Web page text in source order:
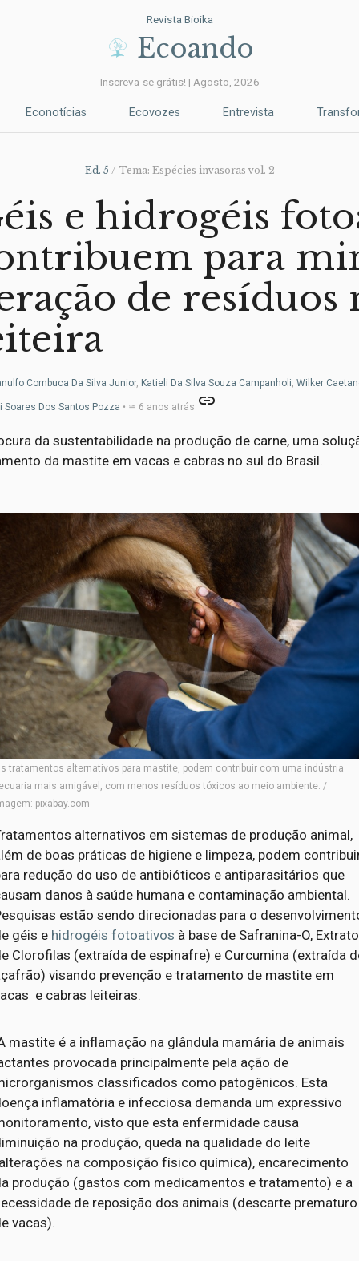
Revista Bioika
Ecoando
Inscreva-se grátis! | Agosto, 2026
Econotícias Ecovozes Entrevista
Ed. 5 / Tema: Espécies invasoras vol. 2
e hidrogéis
para
de resíduos
Combuca Da Silva Junior, Katieli Da Silva Souza Campanholi,Wilker
Soares Dos Santos Pozza • ≅ 6 anos atrás link
da sustentabilidade na produção de carne, uma
da mastite em vacas e cabras no sul do Brasil.
tratamentos alternativos para mastite, podem contribuir com uma indústria
mais amigável, com menos resíduos tóxicos ao meio ambiente. /
pixabay.com
alternativos em sistemas de produção animal,
de boas práticas de higiene e limpeza, podem
redução do uso de antibióticos e antiparasitários que
danos à saúde humana e contaminação ambiental.
estão sendo direcionadas para o
géis e hidrogéis fotoativos à base de Safranina-O, Extrato
Clorofilas (extraída de espinafre) e Curcumina (extraída
visando prevenção e tratamento de mastite em
e cabras leiteiras.
mastite é a inflamação na glândula mamária de animais
provocada principalmente pela ação de
classificados como patogênicos. Esta
inflamatória e infecciosa demanda um expressivo
visto que esta enfermidade causa
na produção, queda na qualidade do leite
na composição físico química), encarecimento
produção (gastos com medicamentos e tratamento) e a
de reposição dos animais (descarte prematuro
vacas).